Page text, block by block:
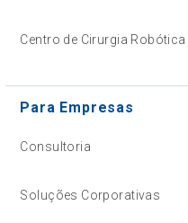
Centro de Cirurgia Robótica
Para Empresas
Consultoria
Soluções Corporativas